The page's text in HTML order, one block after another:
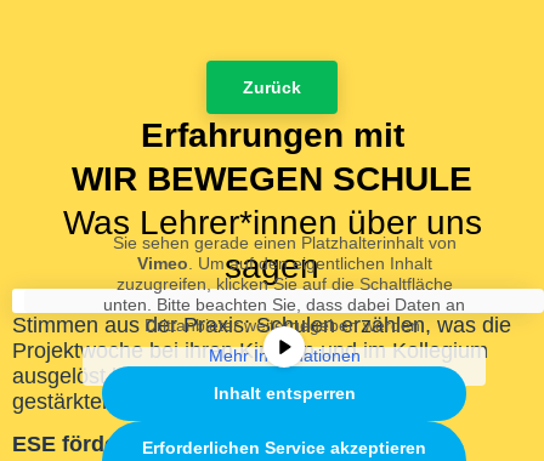
Zurück
Erfahrungen mit
WIR BEWEGEN SCHULE
Was Lehrer*innen über uns
sagen
Stimmen aus der Praxis: Schulen erzählen, was die
Projektwoche bei ihren Kindern und im Kollegium
ausgelöst hat – von neuen Erfahrungen bis zu
gestärkter Gemeinschaft.
ESE fördern
Sie sehen gerade einen Platzhalterinhalt von
Vimeo . Um auf den eigentlichen Inhalt
zuzugreifen, klicken Sie auf die Schaltfläche
unten. Bitte beachten Sie, dass dabei Daten an
Drittanbieter weitergegeben werden.
Mehr Informationen
Inhalt entsperren
Erforderlichen Service akzeptieren